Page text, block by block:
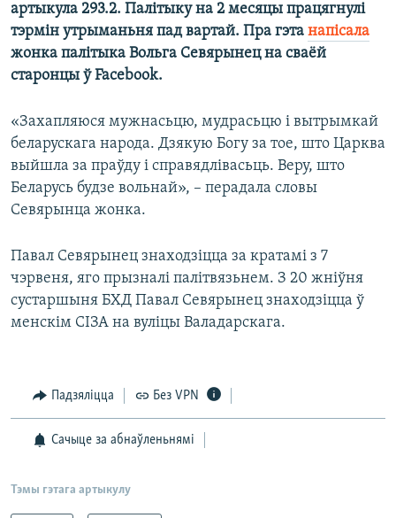
артыкула 293.2. Палітыку на 2 месяцы працягнулі
тэрмін утрыманьня пад вартай. Пра гэта напісала
жонка палітыка Вольга Севярынец на сваёй
старонцы ў Facebook.
«Захапляюся мужнасьцю, мудрасьцю і вытрымкай
беларускага народа. Дзякую Богу за тое, што Царква
выйшла за праўду і справядлівасьць. Веру, што
Беларусь будзе вольнай», – перадала словы
Севярынца жонка.
Павал Севярынец знаходзіцца за кратамі з 7
чэрвеня, яго прызналі палітвязьнем. З 20 жніўня
сустаршыня БХД Павал Севярынец знаходзіцца ў
менскім СІЗА на вуліцы Валадарскага.
Падзяліцца Без VPN
Сачыце за абнаўленьнямі
Тэмы гэтага артыкулу